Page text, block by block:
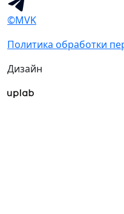
©MVK
Политика обработки
Дизайн